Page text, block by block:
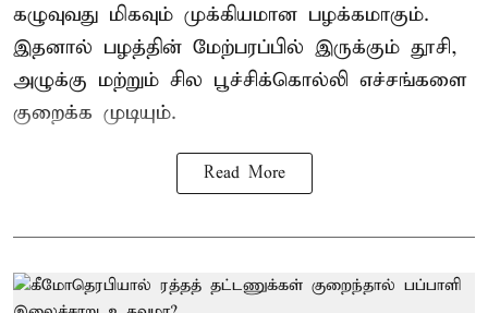
கழுவுவது மிகவும் முக்கியமான பழக்கமாகும்.
இதனால் பழத்தின் மேற்பரப்பில் இருக்கும் தூசி,
அழுக்கு மற்றும் சில பூச்சிக்கொல்லி எச்சங்களை
குறைக்க முடியும்.
Read More